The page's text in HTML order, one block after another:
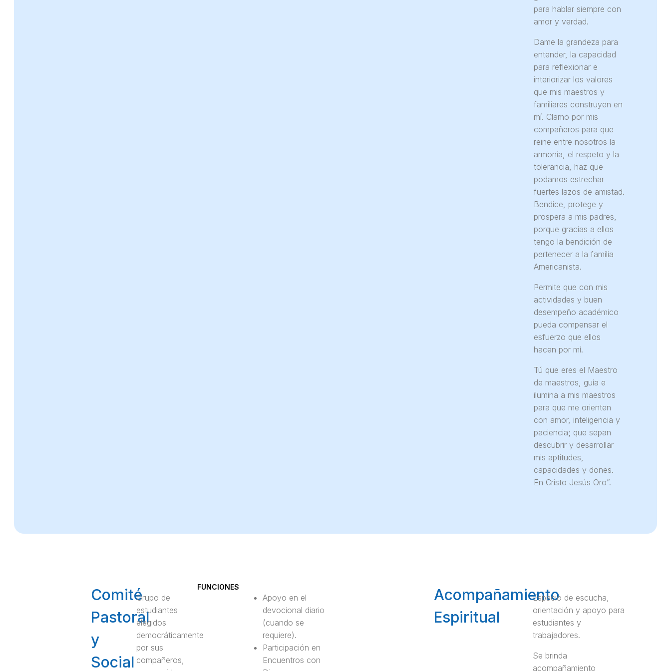
para hablar siempre con
amor y verdad.
Dame la grandeza para
entender, la capacidad
para reflexionar e
interiorizar los valores
que mis maestros y
familiares construyen en
mí. Clamo por mis
compañeros para que
reine entre nosotros la
armonía, el respeto y la
tolerancia, haz que
podamos estrechar
fuertes lazos de amistad.
Bendice, protege y
prospera a mis padres,
porque gracias a ellos
tengo la bendición de
pertenecer a la familia
Americanista.
Permite que con mis
actividades y buen
desempeño académico
pueda compensar el
esfuerzo que ellos
hacen por mí.
Tú que eres el Maestro
de maestros, guía e
ilumina a mis maestros
para que me orienten
con amor, inteligencia y
paciencia; que sepan
descubrir y desarrollar
mis aptitudes,
capacidades y dones.
En Cristo Jesús Oro”.
Comité
Pastoral
y
Social
Grupo de
estudiantes
elegidos
democráticamente
por sus
compañeros,
FUNCIONES
Apoyo en el
devocional diario
(cuando se
requiere).
Participación en
Encuentros con
Acompañamiento
Espiritual
Espacio de escucha,
orientación y apoyo para
estudiantes y
trabajadores.
Se brinda
acompañamiento